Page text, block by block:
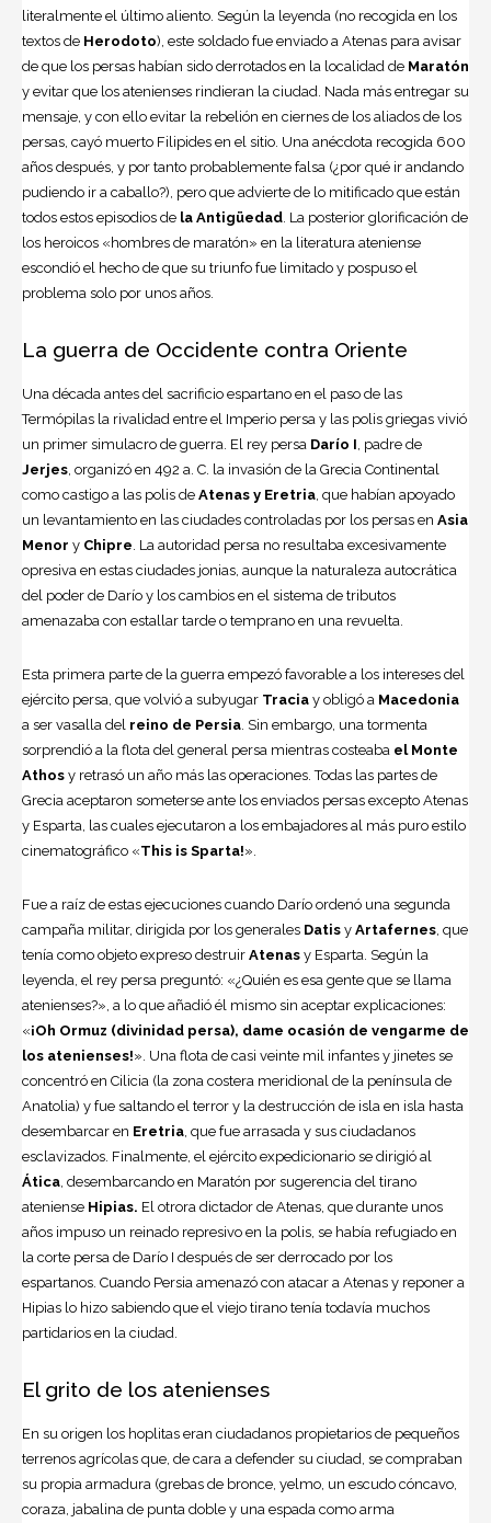
literalmente el último aliento. Según la leyenda (no recogida en los
textos de Herodoto), este soldado fue enviado a Atenas para avisar
de que los persas habían sido derrotados en la localidad de Maratón
y evitar que los atenienses rindieran la ciudad. Nada más entregar su
mensaje, y con ello evitar la rebelión en ciernes de los aliados de los
persas, cayó muerto Filipides en el sitio. Una anécdota recogida 600
años después, y por tanto probablemente falsa (¿por qué ir andando
pudiendo ir a caballo?), pero que advierte de lo mitificado que están
todos estos episodios de la Antigüedad . La posterior glorificación de
los heroicos «hombres de maratón» en la literatura ateniense
escondió el hecho de que su triunfo fue limitado y pospuso el
problema solo por unos años.
La guerra de Occidente contra Oriente
Una década antes del sacrificio espartano en el paso de las
Termópilas la rivalidad entre el Imperio persa y las polis griegas vivió
un primer simulacro de guerra. El rey persa Darío I , padre de
Jerjes , organizó en 492 a. C. la invasión de la Grecia Continental
como castigo a las polis de Atenas y Eretria , que habían apoyado
un levantamiento en las ciudades controladas por los persas en Asia
Menor y Chipre . La autoridad persa no resultaba excesivamente
opresiva en estas ciudades jonias, aunque la naturaleza autocrática
del poder de Darío y los cambios en el sistema de tributos
amenazaba con estallar tarde o temprano en una revuelta.
Esta primera parte de la guerra empezó favorable a los intereses del
ejército persa, que volvió a subyugar Tracia y obligó a Macedonia
a ser vasalla del reino de Persia . Sin embargo, una tormenta
sorprendió a la flota del general persa mientras costeaba el Monte
Athos y retrasó un año más las operaciones. Todas las partes de
Grecia aceptaron someterse ante los enviados persas excepto Atenas
y Esparta, las cuales ejecutaron a los embajadores al más puro estilo
cinematográfico «This is Sparta!».
Fue a raíz de estas ejecuciones cuando Darío ordenó una segunda
campaña militar, dirigida por los generales Datis y Artafernes , que
tenía como objeto expreso destruir Atenas y Esparta. Según la
leyenda, el rey persa preguntó: «¿Quién es esa gente que se llama
atenienses?», a lo que añadió él mismo sin aceptar explicaciones:
«¡Oh Ormuz (divinidad persa), dame ocasión de vengarme de
los atenienses!». Una flota de casi veinte mil infantes y jinetes se
concentró en Cilicia (la zona costera meridional de la península de
Anatolia) y fue saltando el terror y la destrucción de isla en isla hasta
desembarcar en Eretria , que fue arrasada y sus ciudadanos
esclavizados. Finalmente, el ejército expedicionario se dirigió al
Ática , desembarcando en Maratón por sugerencia del tirano
ateniense Hipias. El otrora dictador de Atenas, que durante unos
años impuso un reinado represivo en la polis, se había refugiado en
la corte persa de Darío I después de ser derrocado por los
espartanos. Cuando Persia amenazó con atacar a Atenas y reponer a
Hipias lo hizo sabiendo que el viejo tirano tenía todavía muchos
partidarios en la ciudad.
El grito de los atenienses
En su origen los hoplitas eran ciudadanos propietarios de pequeños
terrenos agrícolas que, de cara a defender su ciudad, se compraban
su propia armadura (grebas de bronce, yelmo, un escudo cóncavo,
coraza, jabalina de punta doble y una espada como arma